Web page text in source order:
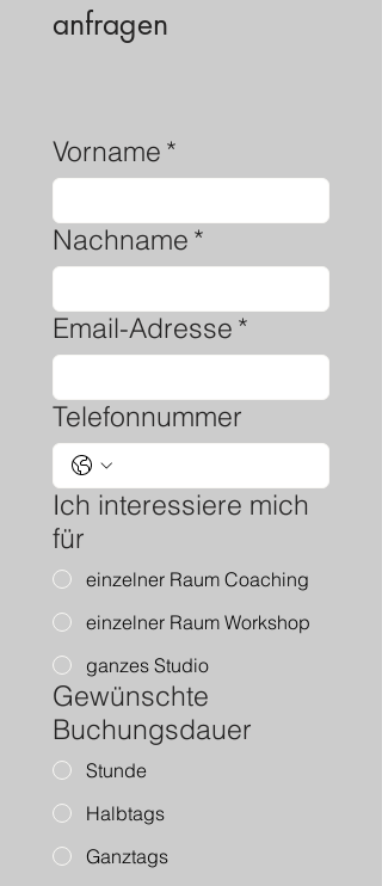
anfragen
Vorname *
Nachname *
Email-Adresse *
Telefonnummer
Ich interessiere mich
für
einzelner Raum Coaching
einzelner Raum Workshop
ganzes Studio
Gewünschte
Buchungsdauer
Stunde
Halbtags
Ganztags